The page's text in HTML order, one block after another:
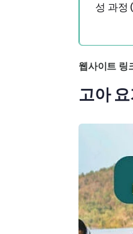
성 과정
웹사이트 링
고아